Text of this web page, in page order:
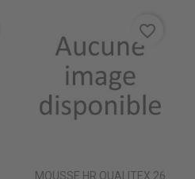
MOUSSE HR QUALITEX 26
favorite_border